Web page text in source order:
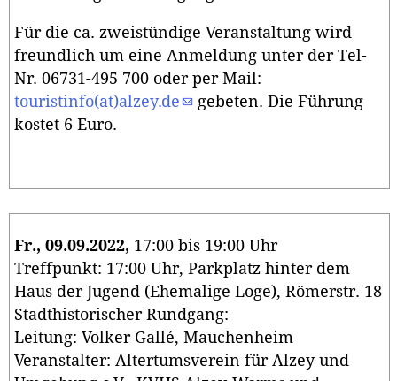
Für die ca. zweistündige Veranstaltung wird
freundlich um eine Anmeldung unter der Tel-
Nr. 06731-495 700 oder per Mail:
touristinfo(at)alzey.de
gebeten. Die Führung
kostet 6 Euro.
Fr., 09.09.2022, 17:00 bis 19:00 Uhr
Treffpunkt: 17:00 Uhr, Parkplatz hinter dem
Haus der Jugend (Ehemalige Loge), Römerstr. 18
Stadthistorischer Rundgang:
Leitung: Volker Gallé, Mauchenheim
Veranstalter: Altertumsverein für Alzey und